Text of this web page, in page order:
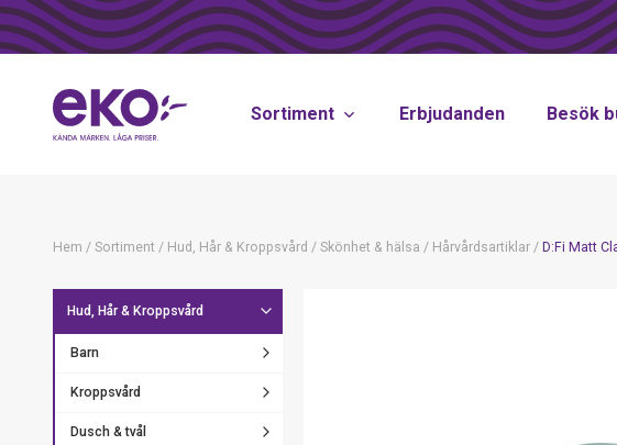
Sortiment Erbjudanden Besök
Hem / Sortiment / Hud, Hår & Kroppsvård / Skönhet & hälsa / Hårvårdsartiklar / D:Fi Matt
Hud, Hår & Kroppsvård
Barn
Kroppsvård
Dusch & tvål